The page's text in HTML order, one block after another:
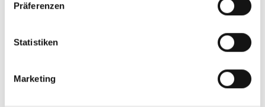
Präferenzen
Statistiken
Marketing